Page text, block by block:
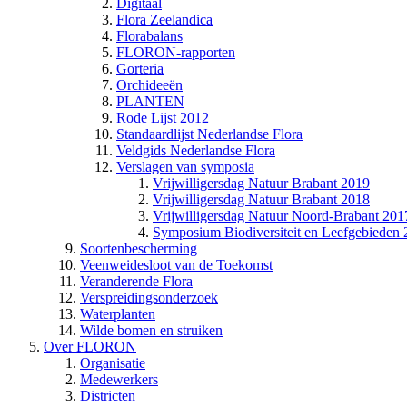
Digitaal
Flora Zeelandica
Florabalans
FLORON-rapporten
Gorteria
Orchideeën
PLANTEN
Rode Lijst 2012
Standaardlijst Nederlandse Flora
Veldgids Nederlandse Flora
Verslagen van symposia
Vrijwilligersdag Natuur Brabant 2019
Vrijwilligersdag Natuur Brabant 2018
Vrijwilligersdag Natuur Noord-Brabant
Symposium Biodiversiteit en Leefgebieden
Soortenbescherming
Veenweidesloot van de Toekomst
Veranderende Flora
Verspreidingsonderzoek
Waterplanten
Wilde bomen en struiken
Over FLORON
Organisatie
Medewerkers
Districten